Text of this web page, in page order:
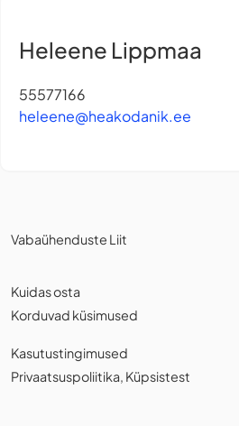
Heleene Lippmaa
55577166
heleene@heakodanik.ee
Vabaühenduste Liit
Kuidas osta
Korduvad küsimused
Kasutustingimused
Privaatsuspoliitika, Küpsistest